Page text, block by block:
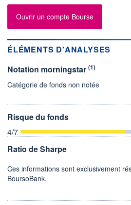
Ouvrir un compte Bourse
ÉLÉMENTS D'ANALYSES
Notation morningstar (1)
Catégorie de fonds non notée
Risque du fonds
4/7
Ratio de Sharpe
Ces informations sont exclusivement
BoursoBank.